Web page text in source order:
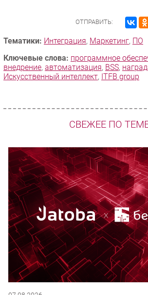
ОТПРАВИТЬ:
Тематики: Интеграция, Маркетинг, ПО
Ключевые слова: программное
внедрение, автоматизация, BSS,
Искусственный интеллект, ITFB group
СВЕЖЕЕ ПО